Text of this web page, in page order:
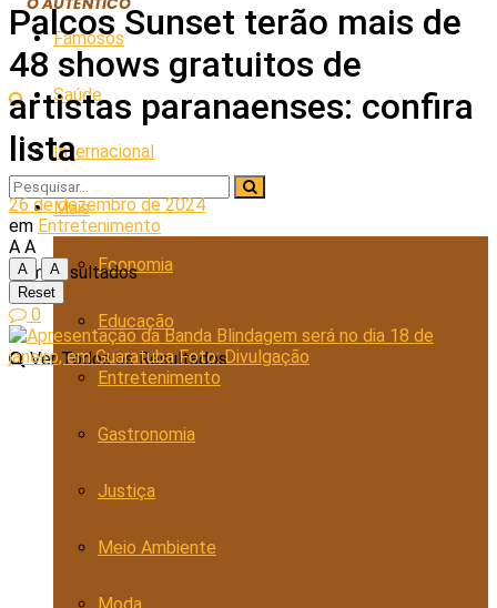
Famosos
Saúde
Internacional
Mais
Economia
Educação
Entretenimento
Gastronomia
Justiça
Meio Ambiente
Sem Resultados
Ver Todos os Resultados
Palcos Sunset terão mais de
48 shows gratuitos de
artistas paranaenses: confira
lista
26 de dezembro de 2024
em Entretenimento
A A
A
A
Reset
0